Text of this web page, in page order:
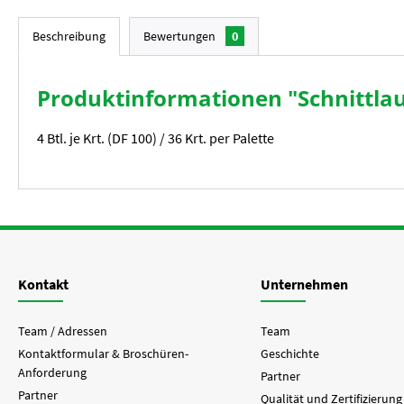
Beschreibung Bewertungen 0
Produktinformationen
4 Btl. je Krt. (DF 100) / 36 Krt. per Palette
Kontakt
Team / Adressen
Kontaktformular & Broschüren-
Anforderung
Partner
Unternehmen
Team
Geschichte
Partner
Qualität und Zertifizierung